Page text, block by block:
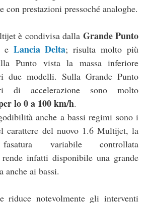
con prestazioni pressoché analoghe.
è condivisa dalla Grande Punto
Lancia Delta; risulta molto più
Punto vista la massa inferiore
due modelli. Sulla Grande Punto
accelerazione sono molto
lo 0 a 100 km/h.
anche a bassi regimi sono i
carattere del nuovo 1.6 Multijet, la
variabile controllata
rende infatti disponibile una grande
anche ai bassi.
riduce notevolmente gli interventi